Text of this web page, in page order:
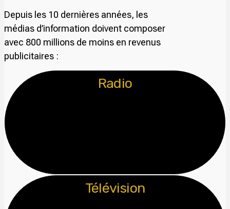
Depuis les 10 dernières années, les
médias d’information doivent composer
avec 800 millions de moins en revenus
publicitaires :
Radio
Télévision